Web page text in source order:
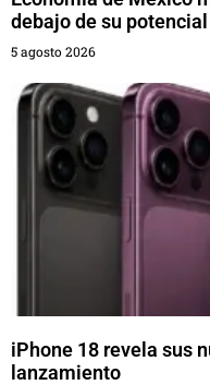
debajo de su potencial
5 agosto 2026
iPhone 18 revela sus
lanzamiento